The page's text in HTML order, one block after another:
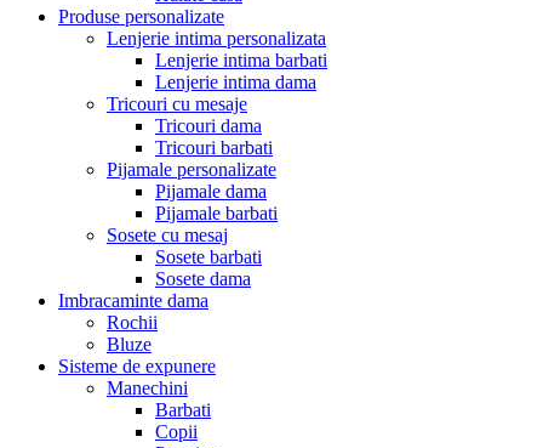
Produse personalizate
Lenjerie intima personalizata
Lenjerie intima barbati
Lenjerie intima dama
Tricouri cu mesaje
Tricouri dama
Tricouri barbati
Pijamale personalizate
Pijamale dama
Pijamale barbati
Sosete cu mesaj
Sosete barbati
Sosete dama
Imbracaminte dama
Rochii
Bluze
Sisteme de expunere
Manechini
Barbati
Copii